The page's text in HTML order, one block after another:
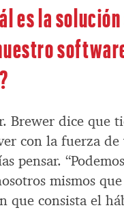
es la
Brewer dice que
con la fuerza
pensar.
mismos
que consista el